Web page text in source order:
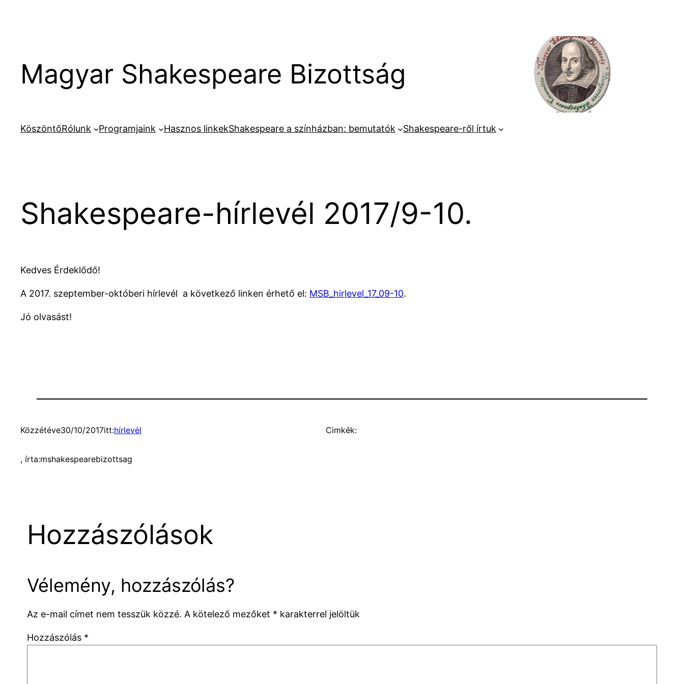
Magyar Shakespeare Bizottság
KöszöntőRólunk Programjaink Hasznos linkekShakespeare a színházban: bemutatók Shakespeare-ről írtuk
Shakespeare-hírlevél 2017/9-10.
Kedves Érdeklődő!
A 2017. szeptember-októberi hírlevél a következő linken érhető el: MSB_hirlevel_17_09-10.
Jó olvasást!
Közzétéve30/10/2017itt:hírlevél
, írta:mshakespearebizottsag
Cimkék:
Hozzászólások
Vélemény, hozzászólás?
Az e-mail címet nem tesszük közzé. A kötelező mezőket * karakterrel jelöltük
Hozzászólás *